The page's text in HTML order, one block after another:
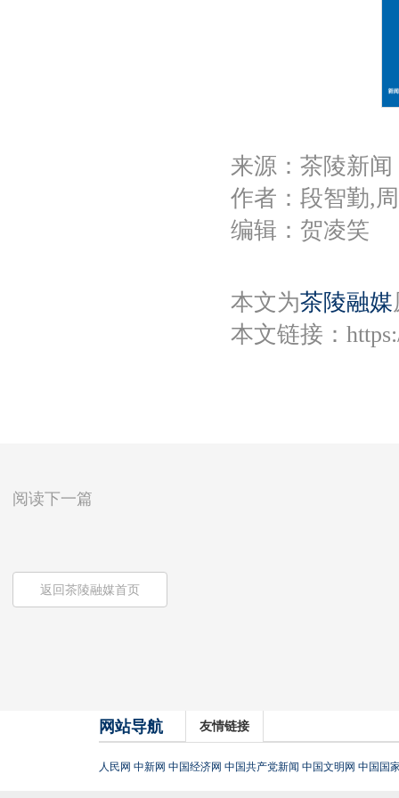
来源：茶陵新闻
作者：段智勤,
编辑：贺凌笑
本文为茶陵融媒
本文链接：
阅读下一篇
返回茶陵融媒首页
网站导航 友情链接
人民网 中新网 中国经济网 中国共产党新闻 中国文明网 中国国